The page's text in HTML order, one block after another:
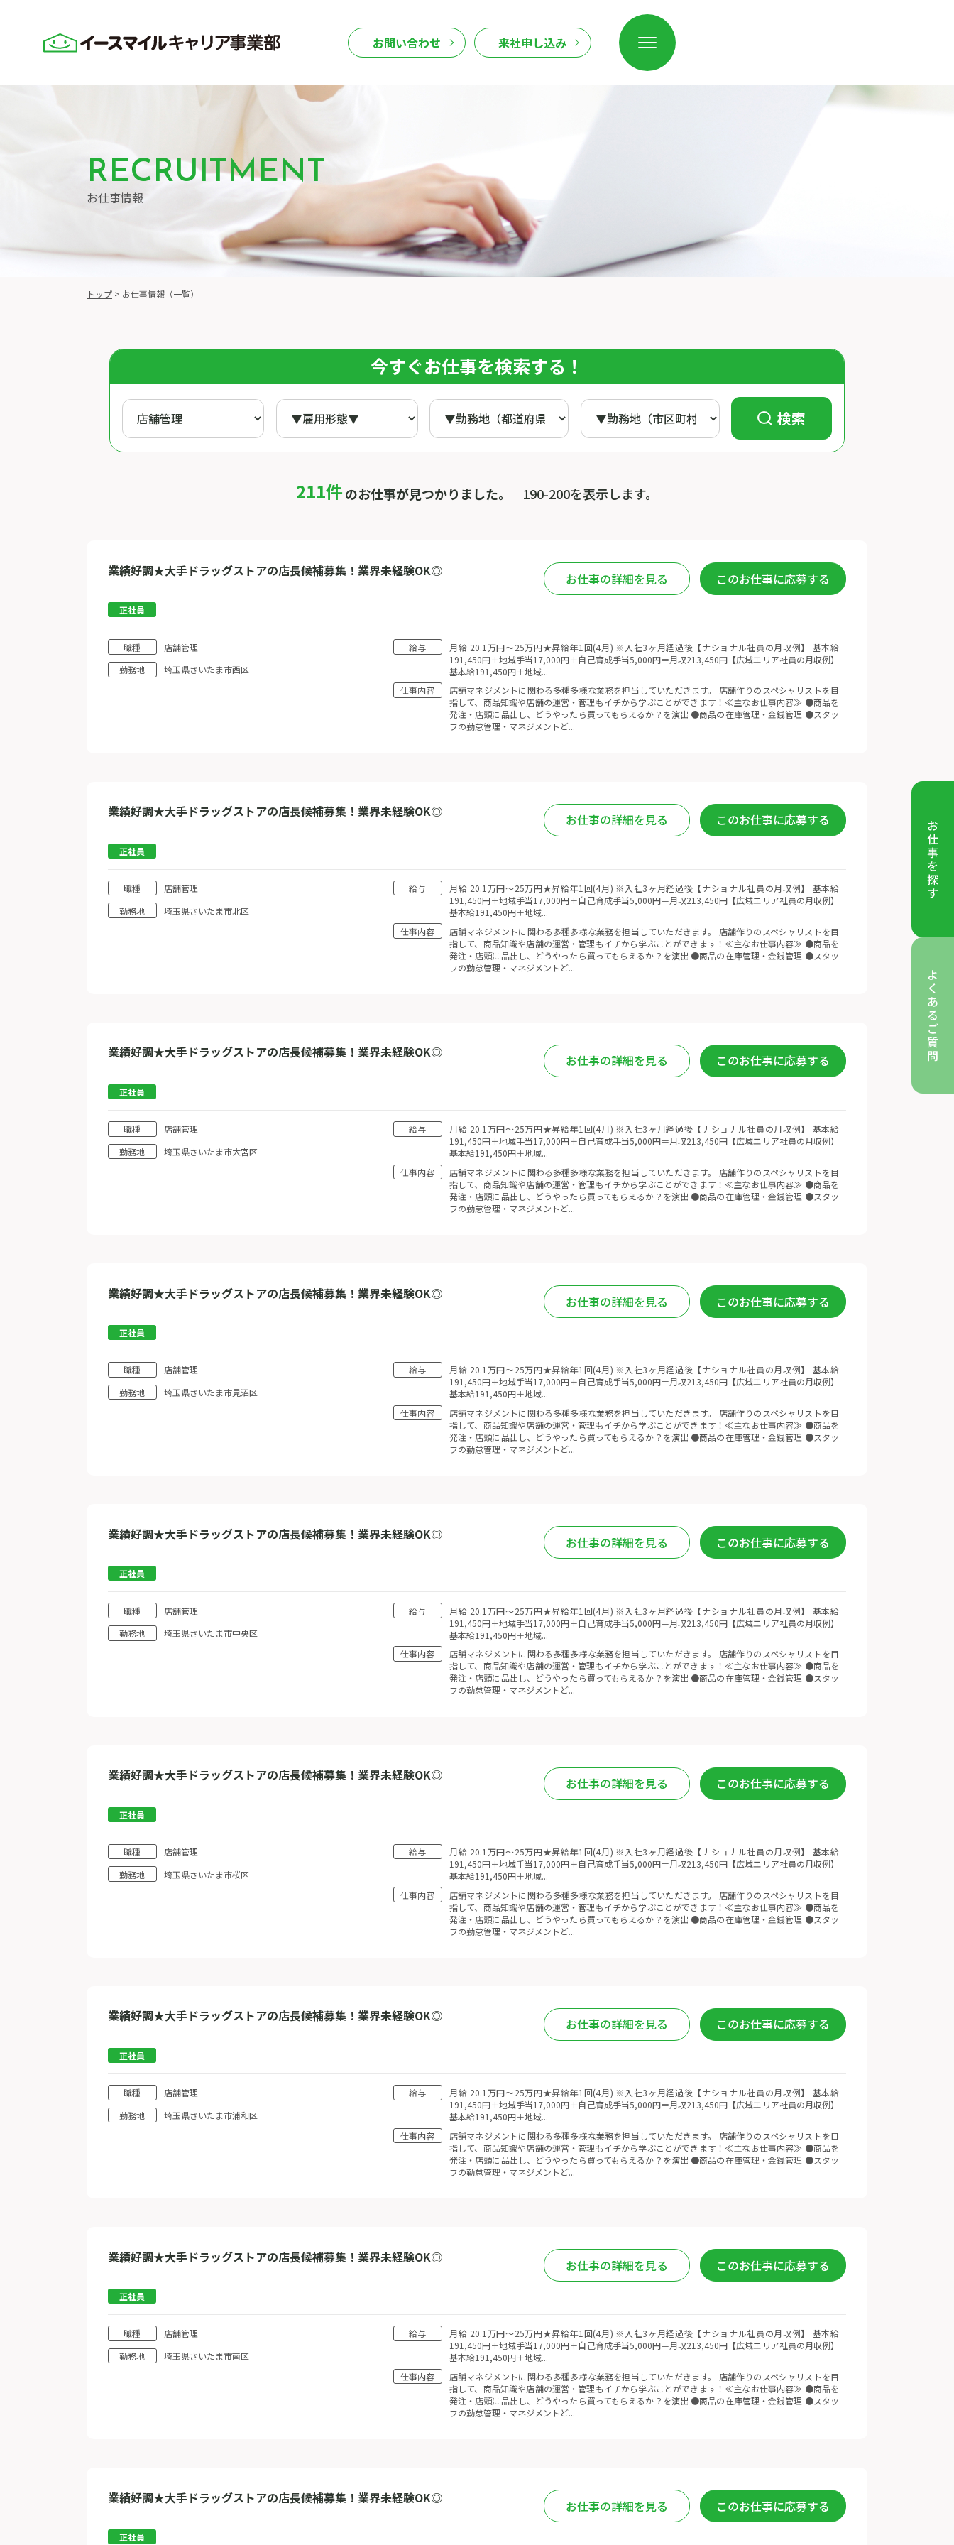
お問い合わせ 来社申し込み
RECRUITMENT
お仕事情報
トップ > お仕事情報（一覧）
今すぐお仕事を検索する！
検索
211件のお仕事が見つかりました。 190-200を表示します。
業績好調★大手ドラッグストアの店長候補募集！業界未経験OK◎
お仕事の詳細を見る このお仕事に応募する
正社員
職種
店舗管理
勤務地
埼玉県さいたま市西区
給与
月給 20.1万円〜25万円★昇給年1回(4月) ※入社3ヶ月経過後【ナショナル社員の月収例】 基本給
191,450円＋地域手当17,000円＋自己育成手当5,000円＝月収213,450円【広域エリア社員の月収例】
基本給191,450円＋地域...
仕事内容
店舗マネジメントに関わる多種多様な業務を担当していただきます。 店舗作りのスペシャリストを目
指して、商品知識や店舗の運営・管理もイチから学ぶことができます！≪主なお仕事内容≫ ●商品を
発注・店頭に品出し、どうやったら買ってもらえるか？を演出 ●商品の在庫管理・金銭管理 ●スタッ
フの勤怠管理・マネジメントど...
業績好調★大手ドラッグストアの店長候補募集！業界未経験OK◎
お仕事の詳細を見る このお仕事に応募する
正社員
職種
店舗管理
勤務地
埼玉県さいたま市北区
給与
月給 20.1万円〜25万円★昇給年1回(4月) ※入社3ヶ月経過後【ナショナル社員の月収例】 基本給
191,450円＋地域手当17,000円＋自己育成手当5,000円＝月収213,450円【広域エリア社員の月収例】
基本給191,450円＋地域...
仕事内容
店舗マネジメントに関わる多種多様な業務を担当していただきます。 店舗作りのスペシャリストを目
指して、商品知識や店舗の運営・管理もイチから学ぶことができます！≪主なお仕事内容≫ ●商品を
発注・店頭に品出し、どうやったら買ってもらえるか？を演出 ●商品の在庫管理・金銭管理 ●スタッ
フの勤怠管理・マネジメントど...
業績好調★大手ドラッグストアの店長候補募集！業界未経験OK◎
お仕事の詳細を見る このお仕事に応募する
正社員
職種
店舗管理
勤務地
埼玉県さいたま市大宮区
給与
月給 20.1万円〜25万円★昇給年1回(4月) ※入社3ヶ月経過後【ナショナル社員の月収例】 基本給
191,450円＋地域手当17,000円＋自己育成手当5,000円＝月収213,450円【広域エリア社員の月収例】
基本給191,450円＋地域...
仕事内容
店舗マネジメントに関わる多種多様な業務を担当していただきます。 店舗作りのスペシャリストを目
指して、商品知識や店舗の運営・管理もイチから学ぶことができます！≪主なお仕事内容≫ ●商品を
発注・店頭に品出し、どうやったら買ってもらえるか？を演出 ●商品の在庫管理・金銭管理 ●スタッ
フの勤怠管理・マネジメントど...
業績好調★大手ドラッグストアの店長候補募集！業界未経験OK◎
お仕事の詳細を見る このお仕事に応募する
正社員
職種
店舗管理
勤務地
埼玉県さいたま市見沼区
給与
月給 20.1万円〜25万円★昇給年1回(4月) ※入社3ヶ月経過後【ナショナル社員の月収例】 基本給
191,450円＋地域手当17,000円＋自己育成手当5,000円＝月収213,450円【広域エリア社員の月収例】
基本給191,450円＋地域...
仕事内容
店舗マネジメントに関わる多種多様な業務を担当していただきます。 店舗作りのスペシャリストを目
指して、商品知識や店舗の運営・管理もイチから学ぶことができます！≪主なお仕事内容≫ ●商品を
発注・店頭に品出し、どうやったら買ってもらえるか？を演出 ●商品の在庫管理・金銭管理 ●スタッ
フの勤怠管理・マネジメントど...
業績好調★大手ドラッグストアの店長候補募集！業界未経験OK◎
お仕事の詳細を見る このお仕事に応募する
正社員
職種
店舗管理
勤務地
埼玉県さいたま市中央区
給与
月給 20.1万円〜25万円★昇給年1回(4月) ※入社3ヶ月経過後【ナショナル社員の月収例】 基本給
191,450円＋地域手当17,000円＋自己育成手当5,000円＝月収213,450円【広域エリア社員の月収例】
基本給191,450円＋地域...
仕事内容
店舗マネジメントに関わる多種多様な業務を担当していただきます。 店舗作りのスペシャリストを目
指して、商品知識や店舗の運営・管理もイチから学ぶことができます！≪主なお仕事内容≫ ●商品を
発注・店頭に品出し、どうやったら買ってもらえるか？を演出 ●商品の在庫管理・金銭管理 ●スタッ
フの勤怠管理・マネジメントど...
業績好調★大手ドラッグストアの店長候補募集！業界未経験OK◎
お仕事の詳細を見る このお仕事に応募する
正社員
職種
店舗管理
勤務地
埼玉県さいたま市桜区
給与
月給 20.1万円〜25万円★昇給年1回(4月) ※入社3ヶ月経過後【ナショナル社員の月収例】 基本給
191,450円＋地域手当17,000円＋自己育成手当5,000円＝月収213,450円【広域エリア社員の月収例】
基本給191,450円＋地域...
仕事内容
店舗マネジメントに関わる多種多様な業務を担当していただきます。 店舗作りのスペシャリストを目
指して、商品知識や店舗の運営・管理もイチから学ぶことができます！≪主なお仕事内容≫ ●商品を
発注・店頭に品出し、どうやったら買ってもらえるか？を演出 ●商品の在庫管理・金銭管理 ●スタッ
フの勤怠管理・マネジメントど...
業績好調★大手ドラッグストアの店長候補募集！業界未経験OK◎
お仕事の詳細を見る このお仕事に応募する
正社員
職種
店舗管理
勤務地
埼玉県さいたま市浦和区
給与
月給 20.1万円〜25万円★昇給年1回(4月) ※入社3ヶ月経過後【ナショナル社員の月収例】 基本給
191,450円＋地域手当17,000円＋自己育成手当5,000円＝月収213,450円【広域エリア社員の月収例】
基本給191,450円＋地域...
仕事内容
店舗マネジメントに関わる多種多様な業務を担当していただきます。 店舗作りのスペシャリストを目
指して、商品知識や店舗の運営・管理もイチから学ぶことができます！≪主なお仕事内容≫ ●商品を
発注・店頭に品出し、どうやったら買ってもらえるか？を演出 ●商品の在庫管理・金銭管理 ●スタッ
フの勤怠管理・マネジメントど...
業績好調★大手ドラッグストアの店長候補募集！業界未経験OK◎
お仕事の詳細を見る このお仕事に応募する
正社員
職種
店舗管理
勤務地
埼玉県さいたま市南区
給与
月給 20.1万円〜25万円★昇給年1回(4月) ※入社3ヶ月経過後【ナショナル社員の月収例】 基本給
191,450円＋地域手当17,000円＋自己育成手当5,000円＝月収213,450円【広域エリア社員の月収例】
基本給191,450円＋地域...
仕事内容
店舗マネジメントに関わる多種多様な業務を担当していただきます。 店舗作りのスペシャリストを目
指して、商品知識や店舗の運営・管理もイチから学ぶことができます！≪主なお仕事内容≫ ●商品を
発注・店頭に品出し、どうやったら買ってもらえるか？を演出 ●商品の在庫管理・金銭管理 ●スタッ
フの勤怠管理・マネジメントど...
業績好調★大手ドラッグストアの店長候補募集！業界未経験OK◎
お仕事の詳細を見る このお仕事に応募する
正社員